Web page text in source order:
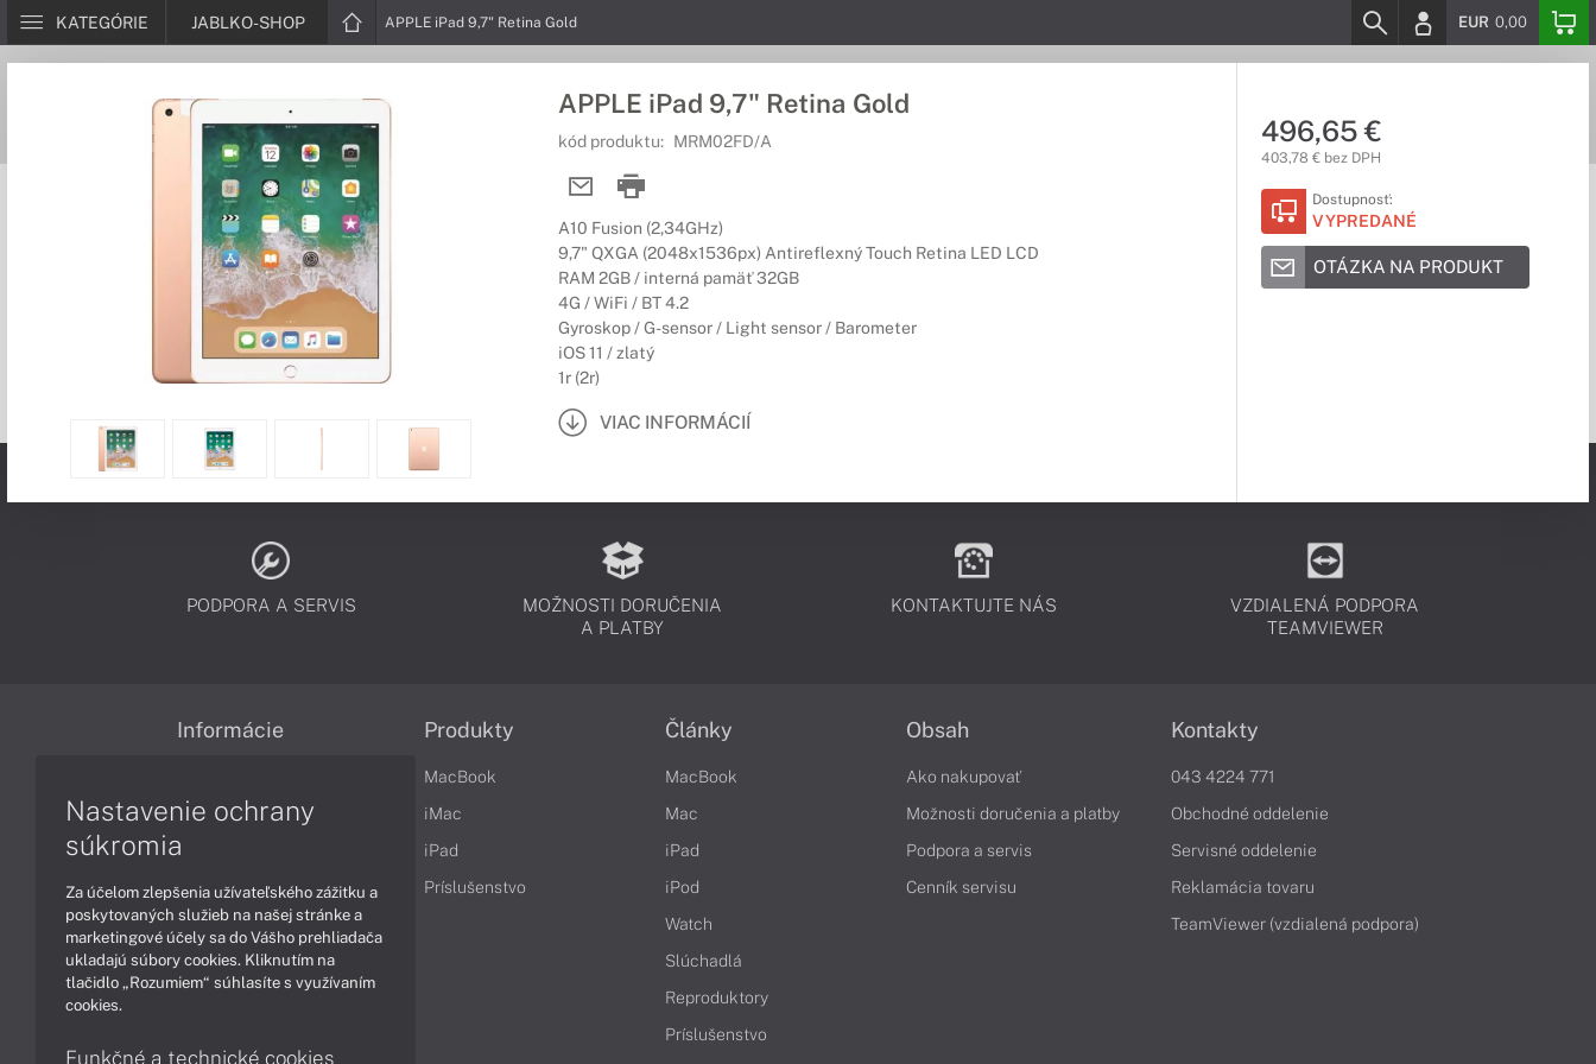
KATEGÓRIE JABLKO-SHOP APPLE iPad 9,7" Retina Gold EUR 0,00
APPLE iPad 9,7" Retina Gold
kód produktu: MRM02FD/A
A10 Fusion (2,34GHz)
9,7" QXGA (2048x1536px) Antireflexný Touch Retina LED LCD
RAM 2GB / interná pamäť 32GB
4G / WiFi / BT 4.2
Gyroskop / G-sensor / Light sensor / Barometer
iOS 11 / zlatý
1r (2r)
VIAC INFORMÁCIÍ
496,65 €
403,78 € bez DPH
Dostupnosť:
VYPREDANÉ
OTÁZKA NA PRODUKT
PODPORA A SERVIS
MOŽNOSTI DORUČENIA
A PLATBY
KONTAKTUJTE NÁS
VZDIALENÁ PODPORA
TEAMVIEWER
Informácie
Reklamačné podmienky
Ochrana osobných údajov
Vrátenie tovaru
Vyhlásenie o prístupnosti
Cookies
Produkty
MacBook
iMac
iPad
Príslušenstvo
Články
MacBook
Mac
iPad
iPod
Watch
Slúchadlá
Reproduktory
Príslušenstvo
Obsah
Ako nakupovať
Možnosti doručenia a platby
Podpora a servis
Cenník servisu
Kontakty
043 4224 771
Obchodné oddelenie
Servisné oddelenie
Reklamácia tovaru
TeamViewer (vzdialená podpora)
Nastavenie ochrany
súkromia
Za účelom zlepšenia užívateľského zážitku a
poskytovaných služieb na našej stránke a
marketingové účely sa do Vášho prehliadača
ukladajú súbory cookies. Kliknutím na
tlačidlo „Rozumiem“ súhlasíte s využívaním
cookies.
Funkčné a technické cookies